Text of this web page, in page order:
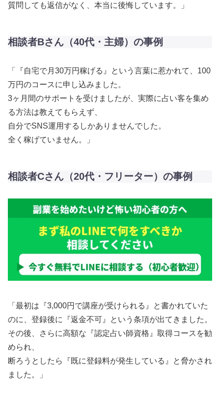
質問しても返信がなく、本当に後悔しています。」
相談者Bさん（40代・主婦）の事例
「『自宅で月30万円稼げる』という言葉に惹かれて、100
万円のコースに申し込みました。
3ヶ月間のサポートを受けましたが、実際に占い客を集め
る方法は教えてもらえず、
自分でSNS運用するしかありませんでした。
全く稼げていません。」
相談者Cさん（20代・フリーター）の事例
「最初は『3,000円で講座が受けられる』と書かれていた
のに、登録後に『返金不可』という条項が出てきました。
その後、さらに高額な『認定占い師資格』取得コースを勧
められ、
断ろうとしたら『既に登録料が発生している』と脅かされ
ました。」